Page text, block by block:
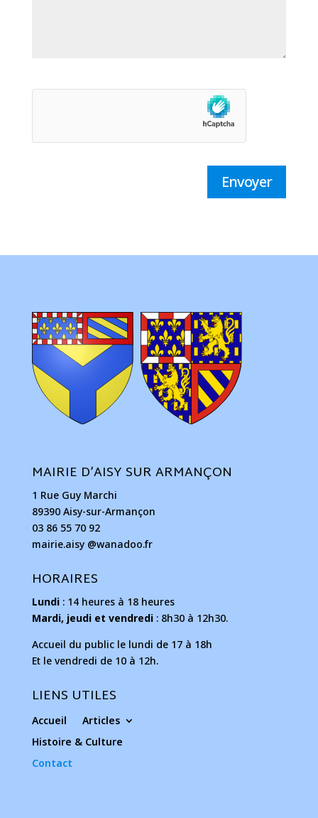
Envoyer
MAIRIE D’AISY SUR ARMANÇON
1 Rue Guy Marchi
89390 Aisy-sur-Armançon
03 86 55 70 92
mairie.aisy @wanadoo.fr
HORAIRES
Lundi: 14 heures à 18 heures
Mardi, jeudi et vendredi: 8h30 à 12h30.
Accueil du public le lundi de 17 à 18h
Et le vendredi de 10 à 12h.
LIENS UTILES
Accueil
Articles
Histoire & Culture
Contact